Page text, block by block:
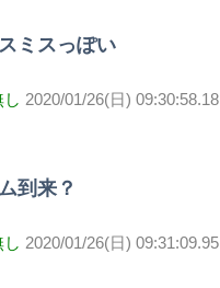
ミスっぽい
2020/01/26(日) 09:30:58.18
到来？
2020/01/26(日) 09:31:09.95